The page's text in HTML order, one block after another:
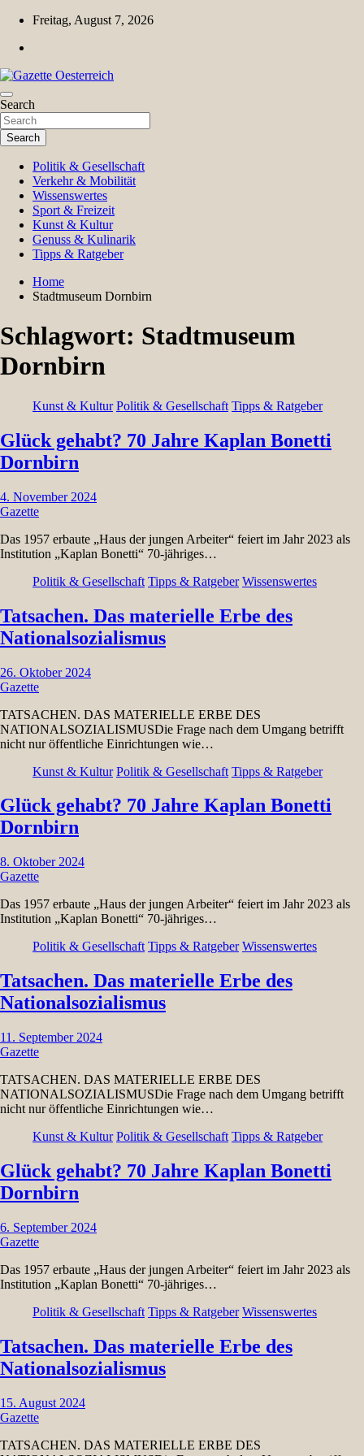
Skip
content
Freitag, August 7, 2026
Gazette Oesterreich
Magazin für Freizeit, Politik, Kultur & Wissenschaft
Search
Search
Politik & Gesellschaft
Verkehr & Mobilität
Wissenswertes
Sport & Freizeit
Kunst & Kultur
Genuss & Kulinarik
Tipps & Ratgeber
Home
Stadtmuseum Dornbirn
Schlagwort: Stadtmuseum
Dornbirn
Kunst & Kultur Politik & Gesellschaft Tipps & Ratgeber
Glück gehabt? 70 Jahre Kaplan Bonetti
Dornbirn
4. November 2024
Gazette
Das 1957 erbaute „Haus der jungen Arbeiter“ feiert im Jahr 2023 als
Institution „Kaplan Bonetti“ 70-jähriges…
Politik & Gesellschaft Tipps & Ratgeber Wissenswertes
Tatsachen. Das materielle Erbe des
Nationalsozialismus
26. Oktober 2024
Gazette
TATSACHEN. DAS MATERIELLE ERBE DES
NATIONALSOZIALISMUSDie Frage nach dem Umgang betrifft
nicht nur öffentliche Einrichtungen wie…
Kunst & Kultur Politik & Gesellschaft Tipps & Ratgeber
Glück gehabt? 70 Jahre Kaplan Bonetti
Dornbirn
8. Oktober 2024
Gazette
Das 1957 erbaute „Haus der jungen Arbeiter“ feiert im Jahr 2023 als
Institution „Kaplan Bonetti“ 70-jähriges…
Politik & Gesellschaft Tipps & Ratgeber Wissenswertes
Tatsachen. Das materielle Erbe des
Nationalsozialismus
11. September 2024
Gazette
TATSACHEN. DAS MATERIELLE ERBE DES
NATIONALSOZIALISMUSDie Frage nach dem Umgang betrifft
nicht nur öffentliche Einrichtungen wie…
Kunst & Kultur Politik & Gesellschaft Tipps & Ratgeber
Glück gehabt? 70 Jahre Kaplan Bonetti
Dornbirn
6. September 2024
Gazette
Das 1957 erbaute „Haus der jungen Arbeiter“ feiert im Jahr 2023 als
Institution „Kaplan Bonetti“ 70-jähriges…
Politik & Gesellschaft Tipps & Ratgeber Wissenswertes
Tatsachen. Das materielle Erbe des
Nationalsozialismus
15. August 2024
Gazette
TATSACHEN. DAS MATERIELLE ERBE DES